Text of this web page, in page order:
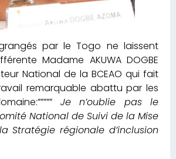
par le Togo ne laissent
Madame AKUWA DOGBE
National de la BCEAO qui fait
remarquable abattu par les
Je n’oublie pas le
National de Suivi de la Mise
Stratégie régionale d’inclusion